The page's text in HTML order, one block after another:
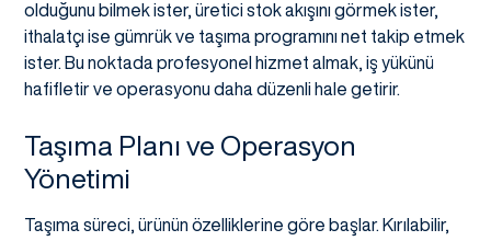
olduğunu bilmek ister, üretici stok akışını görmek ister,
ithalatçı ise gümrük ve taşıma programını net takip etmek
ister. Bu noktada profesyonel hizmet almak, iş yükünü
hafifletir ve operasyonu daha düzenli hale getirir.
Taşıma Planı ve Operasyon
Yönetimi
Taşıma süreci, ürünün özelliklerine göre başlar. Kırılabilir,